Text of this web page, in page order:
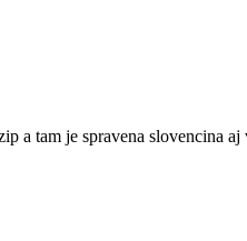
a tam je spravena slovencina